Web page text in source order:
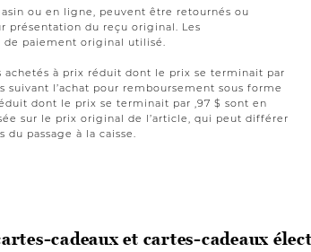
ou en ligne, peuvent être retournés ou
présentation du reçu original. Les
de paiement original utilisé.
à prix réduit dont le prix se terminait par
suivant l’achat pour remboursement sous forme
dont le prix se terminait par ,97 $ sont en
sur le prix original de l’article, qui peut différer
passage à la caisse.
cadeaux et cartes-cadeaux